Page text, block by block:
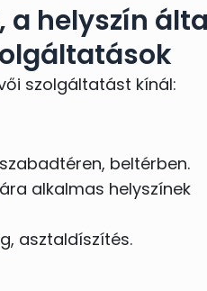
a helyszín
szolgáltatást kínál:
beltérben.
alkalmas helyszínek
asztaldíszítés.